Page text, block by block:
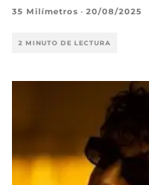
35 Milímetros · 20/08/2025
2 MINUTO DE LECTURA